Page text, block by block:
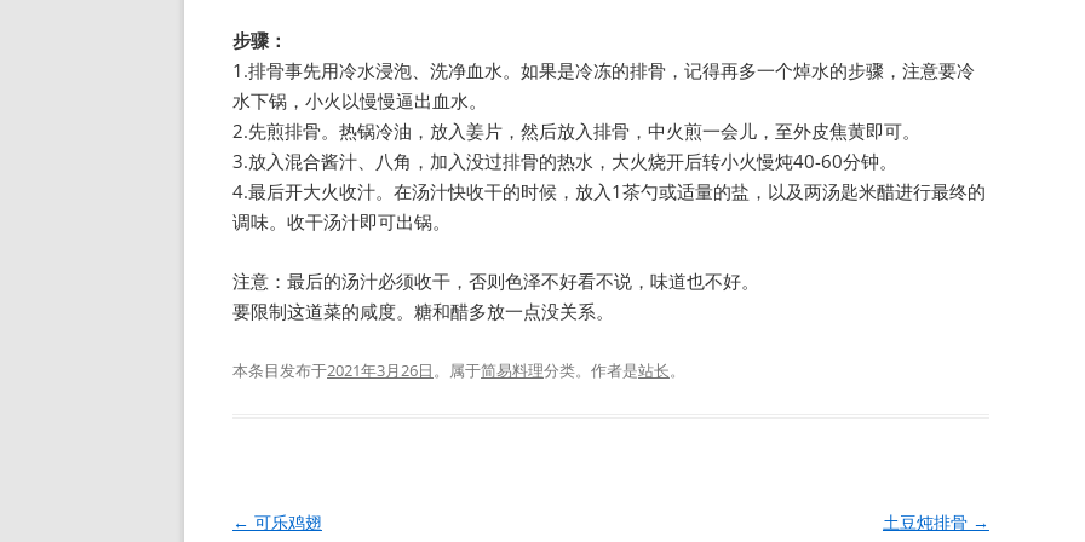
步骤：
1.排骨事先用冷水浸泡、洗净血水。如果是冷冻的排骨，记得再多一个焯水的步骤，注意要冷
水下锅，小火以慢慢逼出血水。
2.先煎排骨。热锅冷油，放入姜片，然后放入排骨，中火煎一会儿，至外皮焦黄即可。
3.放入混合酱汁、八角，加入没过排骨的热水，大火烧开后转小火慢炖40-60分钟。
4.最后开大火收汁。在汤汁快收干的时候，放入1茶勺或适量的盐，以及两汤匙米醋进行最终的
调味。收干汤汁即可出锅。
注意：最后的汤汁必须收干，否则色泽不好看不说，味道也不好。
要限制这道菜的咸度。糖和醋多放一点没关系。
本条目发布于2021年3月26日。属于简易料理分类。 作者是站长。
文
← 可乐鸡翅 土豆炖排骨 →